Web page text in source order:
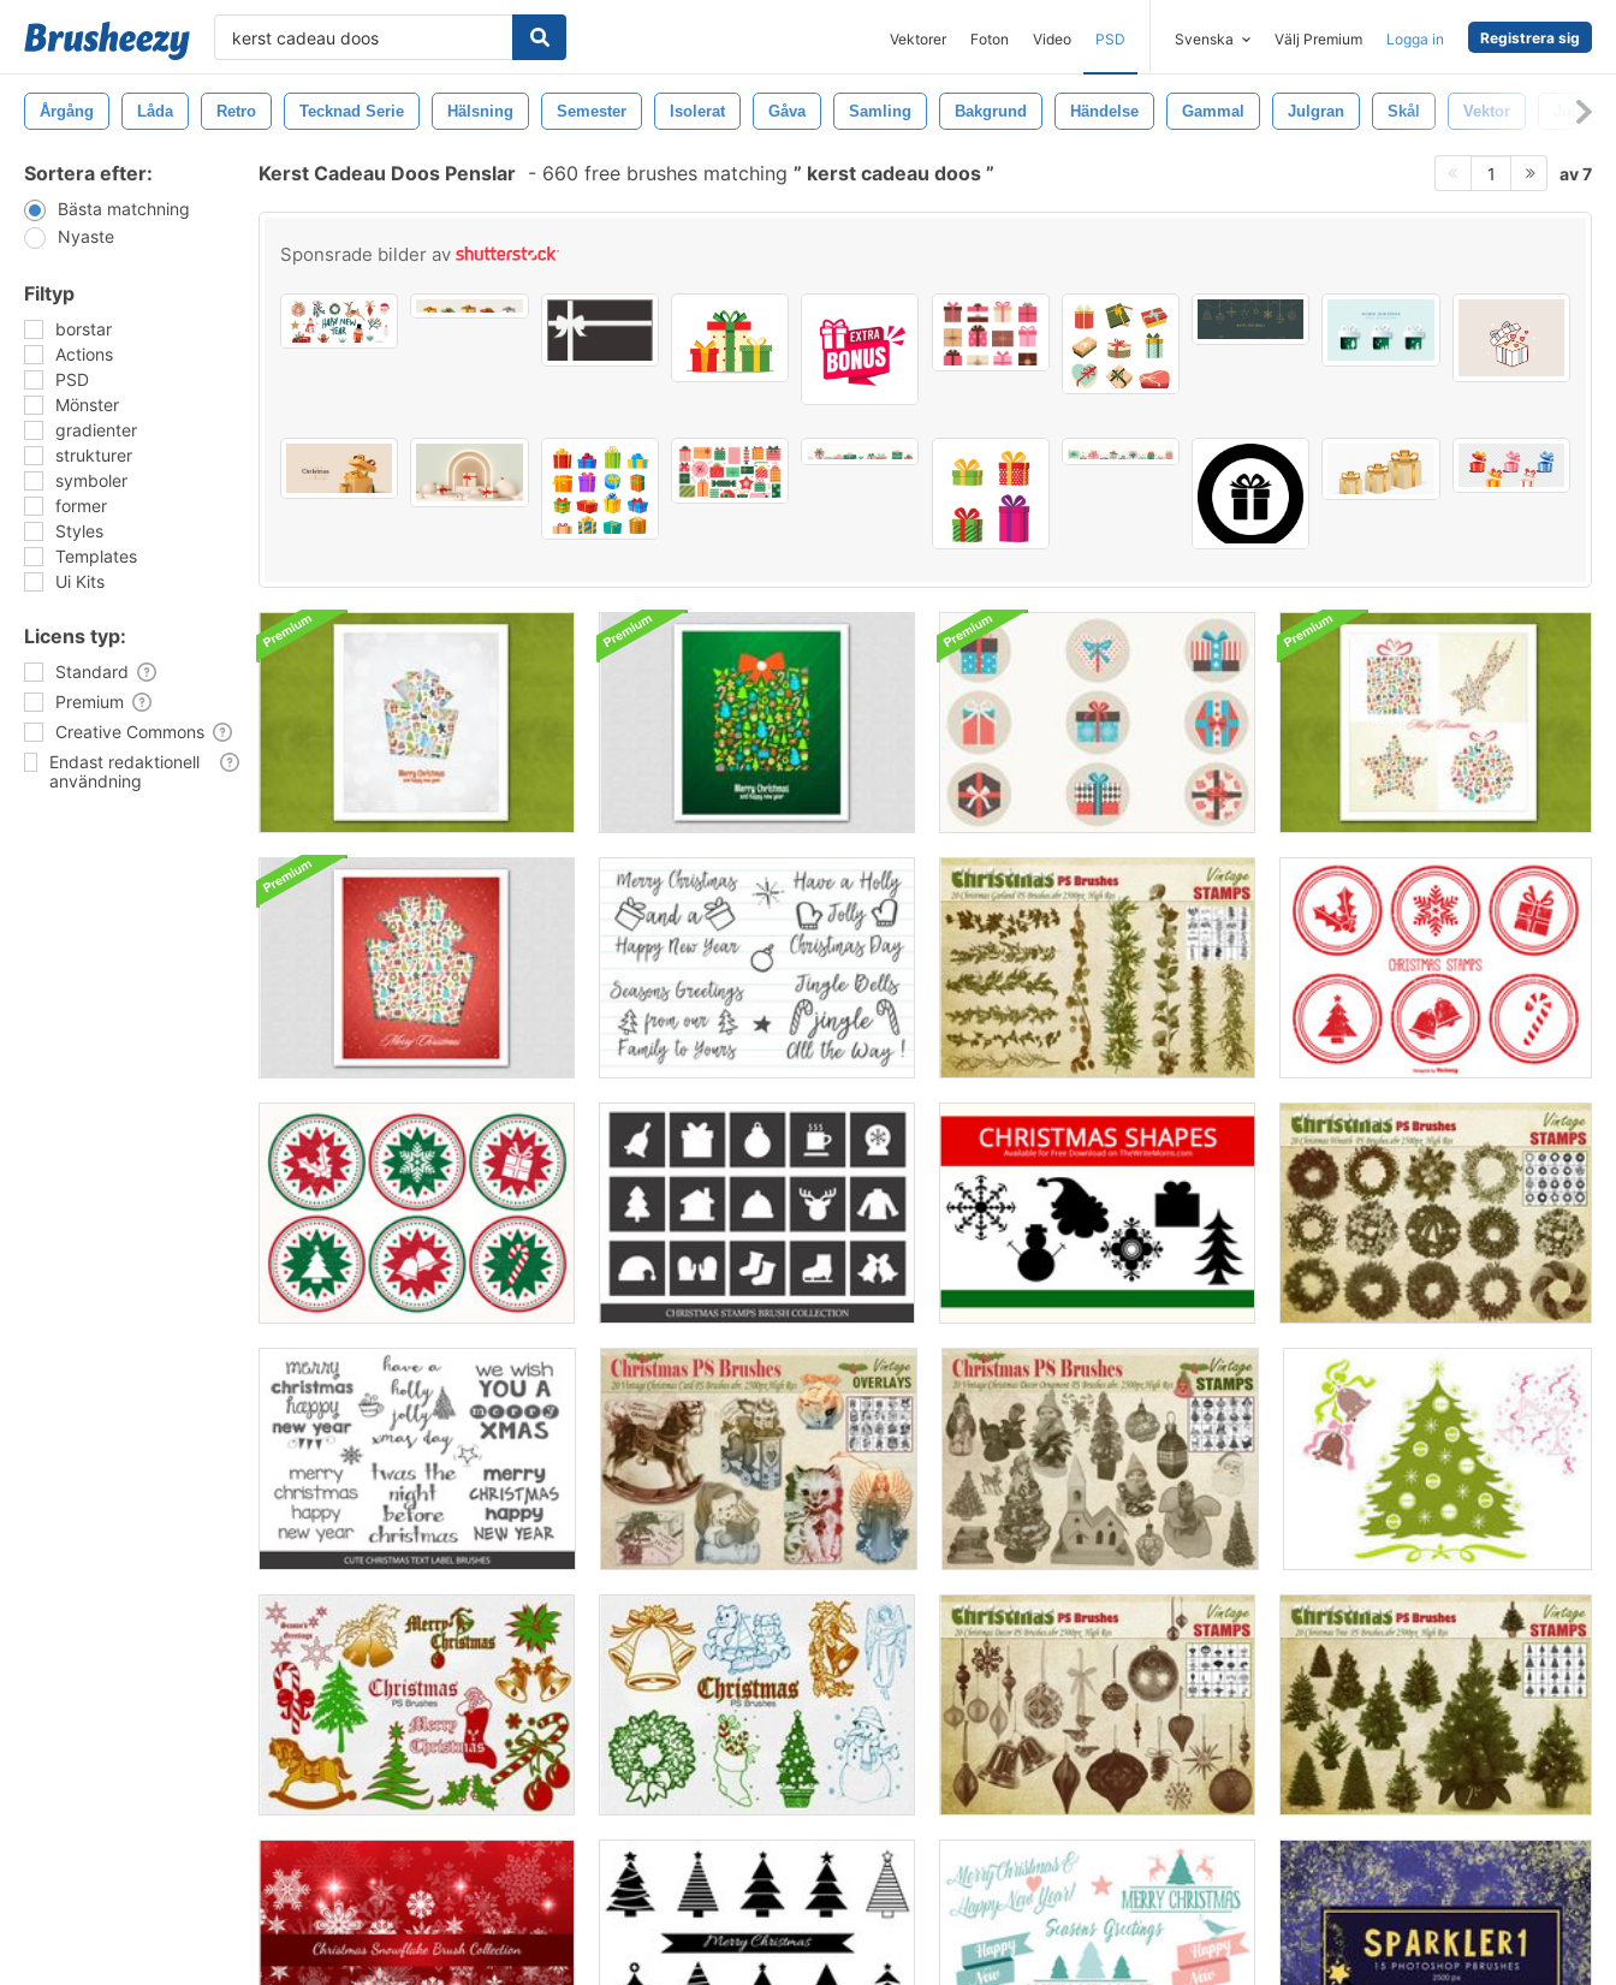
Vektorer Foton Video PSD Svenska Välj Premium Logga in Registrera sig
Årgång Låda Retro Tecknad Serie Hälsning Semester Isolerat Gåva Samling Bakgrund Händelse Gammal Julgran Skål Vektor Julklapp
Sortera efter:
Bästa matchning
Nyaste
Filtyp
borstar
Actions
PSD
Mönster
gradienter
strukturer
symboler
former
Styles
Templates
Ui Kits
Licens typ:
Standard
Premium
Creative Commons
Endast redaktionell
användning
Kerst Cadeau Doos Penslar - 660 free brushes matching kerst cadeau doos 1 av 7
Sponsrade bilder av